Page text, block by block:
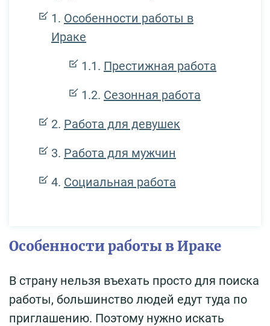
Особенности работы в
Ираке
Престижная работа
Сезонная работа
Работа для девушек
Работа для мужчин
Социальная работа
Особенности работы в Ираке
В страну нельзя въехать просто для поиска
работы, большинство людей едут туда по
приглашению. Поэтому нужно искать